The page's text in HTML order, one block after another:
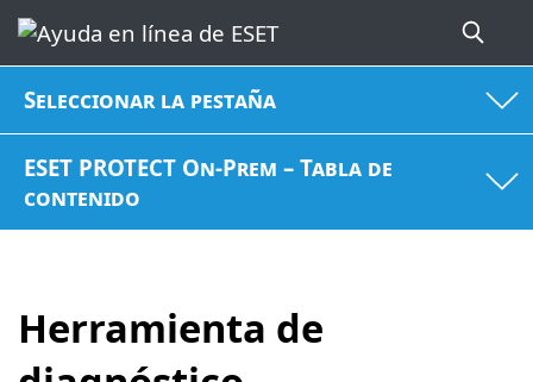
Seleccionar la pestaña
ESET PROTECT On-Prem – Tabla de
contenido
Herramienta de